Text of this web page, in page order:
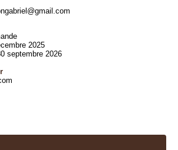
2025
septembre 2026